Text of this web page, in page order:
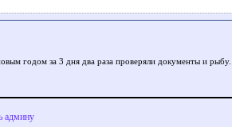
годом за 3 дня два раза проверяли документы и рыбу.
админу